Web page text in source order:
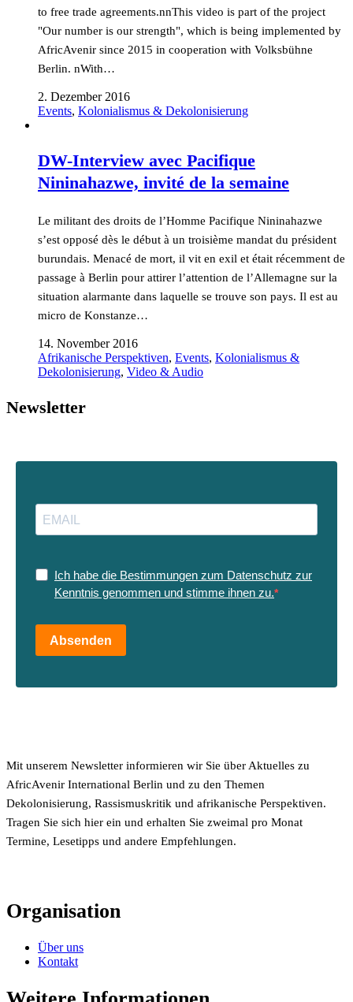
to free trade agreements.nnThis video is part of the project
"Our number is our strength", which is being implemented by
AfricAvenir since 2015 in cooperation with Volksbühne
Berlin. nWith…
2. Dezember 2016
Events, Kolonialismus & Dekolonisierung
DW-Interview avec Pacifique
Nininahazwe, invité de la semaine
Le militant des droits de l’Homme Pacifique Nininahazwe
s’est opposé dès le début à un troisième mandat du président
burundais. Menacé de mort, il vit en exil et était récemment de
passage à Berlin pour attirer l’attention de l’Allemagne sur la
situation alarmante dans laquelle se trouve son pays. Il est au
micro de Konstanze…
14. November 2016
Afrikanische Perspektiven, Events, Kolonialismus &
Dekolonisierung, Video & Audio
Newsletter
Ich habe die Bestimmungen zum Datenschutz zur
Kenntnis genommen und stimme ihnen zu.
Absenden
Mit unserem Newsletter informieren wir Sie über Aktuelles zu
AfricAvenir International Berlin und zu den Themen
Dekolonisierung, Rassismuskritik und afrikanische Perspektiven.
Tragen Sie sich hier ein und erhalten Sie zweimal pro Monat
Termine, Lesetipps und andere Empfehlungen.
Organisation
Über uns
Kontakt